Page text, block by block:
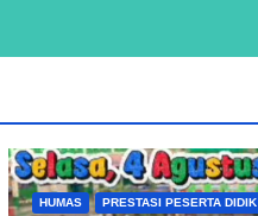
HUMAS PRESTASI PESERTA DIDIK